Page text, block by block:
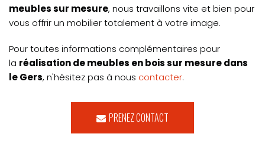
meubles sur mesure, nous travaillons vite et bien pour
vous offrir un mobilier totalement à votre image.
Pour toutes informations complémentaires pour
la réalisation de meubles en bois sur mesure dans
le Gers, n'hésitez pas à nous contacter.
PRENEZ CONTACT